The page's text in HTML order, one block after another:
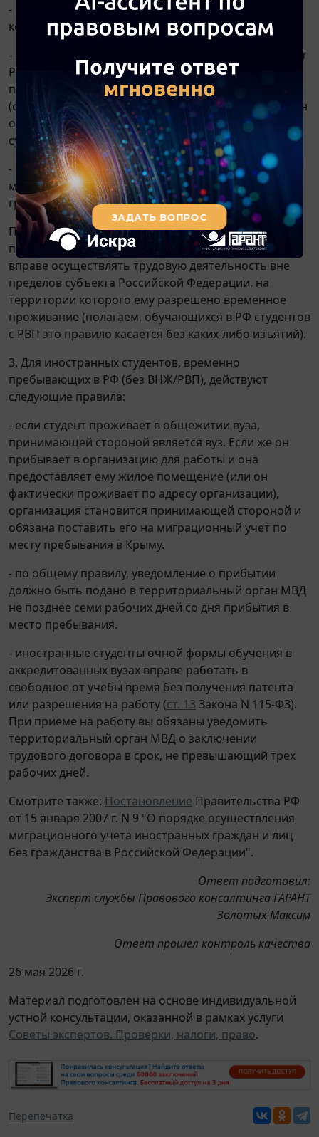
- РВП дает право на временное проживание в
конкретном субъекте РФ;
- если иностранец с РВП прибывает в другой субъект
РФ (в данном случае в Крым) на срок, требующий
постановки на учет по месту пребывания
(фактическое проживание вне места жительства), он
обязан встать на учет по месту пребывания в этом
субъекте;
- принимающая сторона обязана уведомить орган
миграционного учета о прибытии иностранного
гражданина.
При этом силуп. 5 ст. 13Закона N 115-ФЗ временно
проживающий в РФ иностранный гражданин не
вправе осуществлять трудовую деятельность вне
пределов субъекта Российской Федерации, на
территории которого ему разрешено временное
проживание (полагаем, обучающихся в РФ студентов
с РВП это правило касается без каких-либо изъятий).
3. Для иностранных студентов, временно
пребывающих в РФ (без ВНЖ/РВП), действуют
следующие правила:
- если студент проживает в общежитии вуза,
принимающей стороной является вуз. Если же он
прибывает в организацию для работы и она
предоставляет ему жилое помещение (или он
фактически проживает по адресу организации),
организация становится принимающей стороной и
обязана поставить его на миграционный учет по
месту пребывания в Крыму.
- по общему правилу, уведомление о прибытии
должно быть подано в территориальный орган МВД
не позднее семи рабочих дней со дня прибытия в
место пребывания.
- иностранные студенты очной формы обучения в
аккредитованных вузах вправе работать в
свободное от учебы время без получения патента
или разрешения на работу (ст. 13 Закона N 115-ФЗ).
При приеме на работу вы обязаны уведомить
территориальный орган МВД о заключении
трудового договора в срок, не превышающий трех
рабочих дней.
Смотрите также: Постановление Правительства РФ
от 15 января 2007 г. N 9 "О порядке осуществления
миграционного учета иностранных граждан и лиц
без гражданства в Российской Федерации".
Ответ подготовил:
Эксперт службы Правового консалтинга ГАРАНТ
Золотых Максим
Ответ прошел контроль качества
26 мая 2026 г.
Материал подготовлен на основе индивидуальной
устной консультации, оказанной в рамках услуги
Советы экспертов. Проверки, налоги, право.
Перепечатка